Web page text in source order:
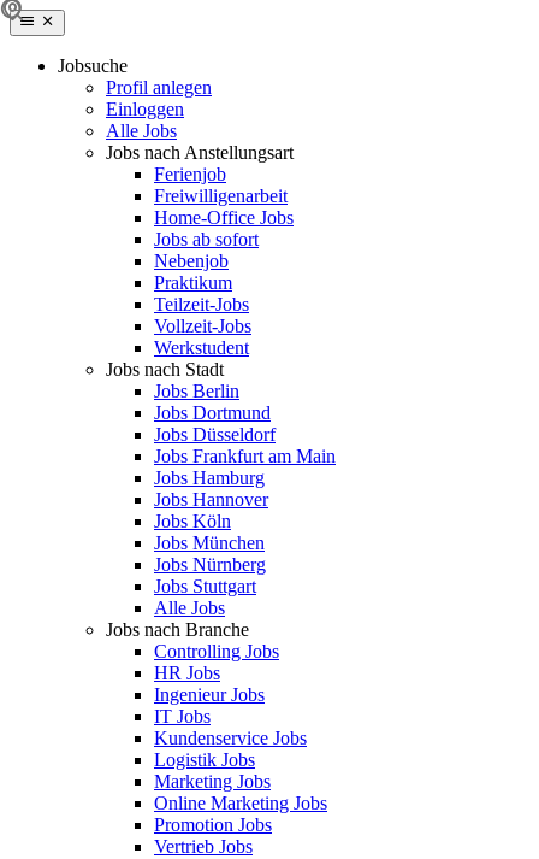
Jobsuche
Profil anlegen
Einloggen
Alle Jobs
Jobs nach Anstellungsart
Ferienjob
Freiwilligenarbeit
Home-Office Jobs
Jobs ab sofort
Nebenjob
Praktikum
Teilzeit-Jobs
Vollzeit-Jobs
Werkstudent
Jobs nach Stadt
Jobs Berlin
Jobs Dortmund
Jobs Düsseldorf
Jobs Frankfurt am Main
Jobs Hamburg
Jobs Hannover
Jobs Köln
Jobs München
Jobs Nürnberg
Jobs Stuttgart
Alle Jobs
Jobs nach Branche
Controlling Jobs
HR Jobs
Ingenieur Jobs
IT Jobs
Kundenservice Jobs
Logistik Jobs
Marketing Jobs
Online Marketing Jobs
Promotion Jobs
Vertrieb Jobs